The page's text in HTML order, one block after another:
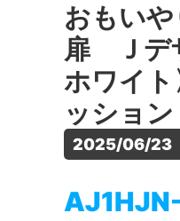
おもい
扉 Ｊデ
ホワイ
ッショ
2025/06/23